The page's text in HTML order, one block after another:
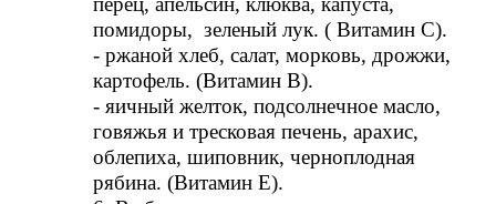
помидоры, зеленый лук. ( Витамин С).
- ржаной хлеб, салат, морковь, дрожжи,
картофель. (Витамин В).
- яичный желток, подсолнечное масло,
говяжья и тресковая печень, арахис,
облепиха, шиповник, черноплодная
рябина. (Витамин Е).